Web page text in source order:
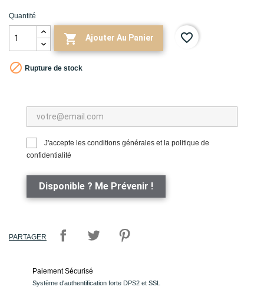
Quantité
 Ajouter Au Panier favorite_border
 Rupture de stock
J'accepte les conditions générales et la politique de
confidentialité
Disponible ? Me Prévenir !
PARTAGER
Paiement Sécurisé
Système d'authentification forte DPS2 et SSL